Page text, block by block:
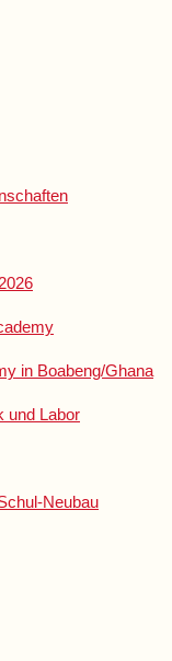
in Boabeng/Ghana
und Labor
Neubau